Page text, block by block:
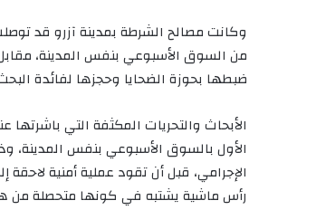
ضبطها بحوزة الضحايا وحجزها لفائدة
الأبحاث والتحريات المكثفة التي
رأس ماشية يشتبه في كونها متحصلة من